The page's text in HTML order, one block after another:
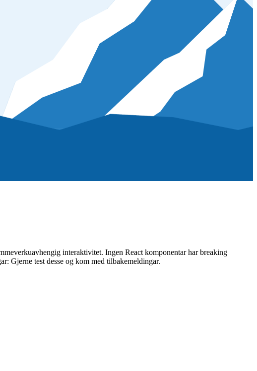
interaktivitet. Ingen React komponentar har breaking
Gjerne test desse og kom med tilbakemeldingar.